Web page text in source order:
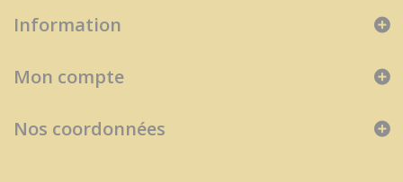
Information
Mon compte
Nos coordonnées